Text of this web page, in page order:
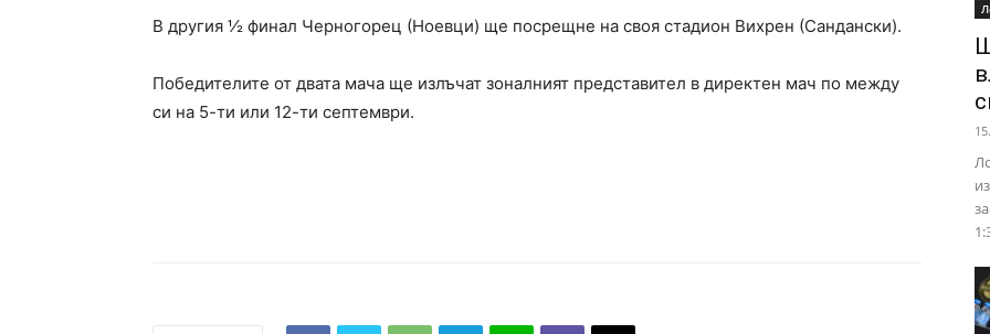
В другия ½ финал Черногорец (Ноевци) ще посрещне на своя стадион Вихрен (Сандански).
Победителите от двата мача ще излъчат зоналният представител в директен мач по между
си на 5-ти или 12-ти септември.